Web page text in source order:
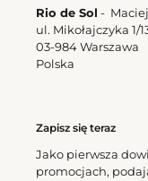
Rio de Sol -
ul. Mikołajczyka 1/
03-984 Warszawa
Polska
Zapisz się teraz
Jako pierwsza
promocjach,